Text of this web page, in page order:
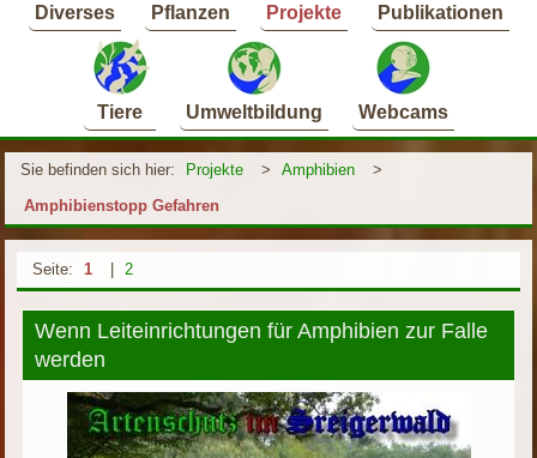
Diverses Pflanzen Projekte Publikationen
Tiere Umweltbildung Webcams
Sie befinden sich hier: Projekte > Amphibien
>
Amphibienstopp Gefahren
Seite: 1 | 2
Wenn Leiteinrichtungen für Amphibien zur Falle
werden